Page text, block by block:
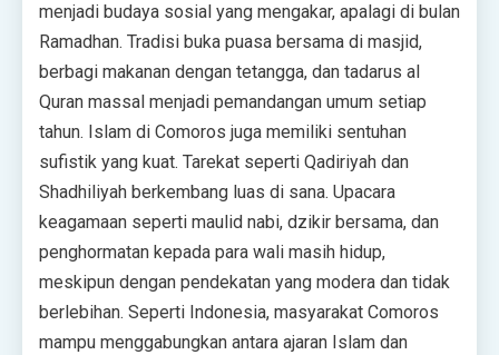
menjadi budaya sosial yang mengakar, apalagi di bulan
Ramadhan. Tradisi buka puasa bersama di masjid,
berbagi makanan dengan tetangga, dan tadarus al
Quran massal menjadi pemandangan umum setiap
tahun. Islam di Comoros juga memiliki sentuhan
sufistik yang kuat. Tarekat seperti Qadiriyah dan
Shadhiliyah berkembang luas di sana. Upacara
keagamaan seperti maulid nabi, dzikir bersama, dan
penghormatan kepada para wali masih hidup,
meskipun dengan pendekatan yang modera dan tidak
berlebihan. Seperti Indonesia, masyarakat Comoros
mampu menggabungkan antara ajaran Islam dan